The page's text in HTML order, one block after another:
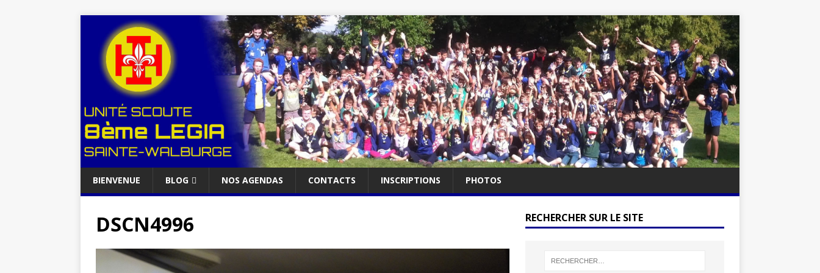
BIENVENUE BLOG NOS AGENDAS CONTACTS INSCRIPTIONS PHOTOS
DSCN4996 RECHERCHER SUR LE SITE